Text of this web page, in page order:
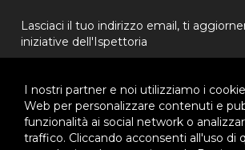
I nostri partner e noi utilizziamo i
Web per personalizzare contenuti e
funzionalità ai social network o
traffico. Cliccando acconsenti all'uso di
Lasciaci il tuo indirizzo email, ti
iniziative dell'Ispettoria